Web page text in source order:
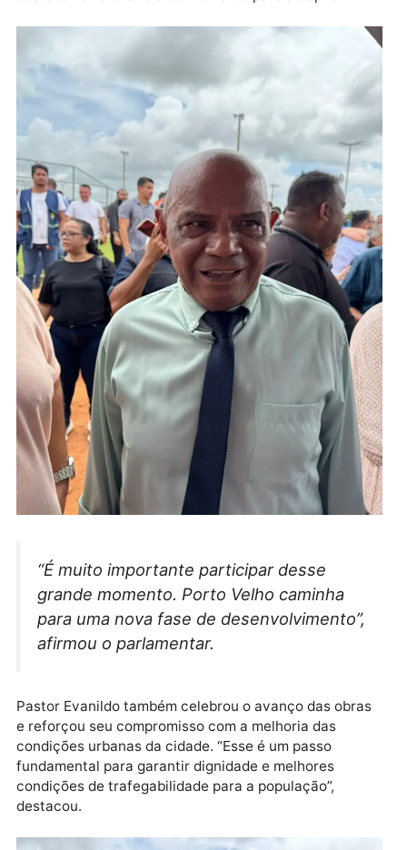
A iniciativa prevê a pavimentação de nove ruas do
bairro, garantindo melhorias significativas na
mobilidade urbana e qualidade de vida dos
Durante a solenidade, o ex-prefeito Mauro Nazif
destacou a relevância do momento para a capital.
“É muito importante participar desse
grande momento. Porto Velho caminha
para uma nova fase de desenvolvimento”,
afirmou o parlamentar.